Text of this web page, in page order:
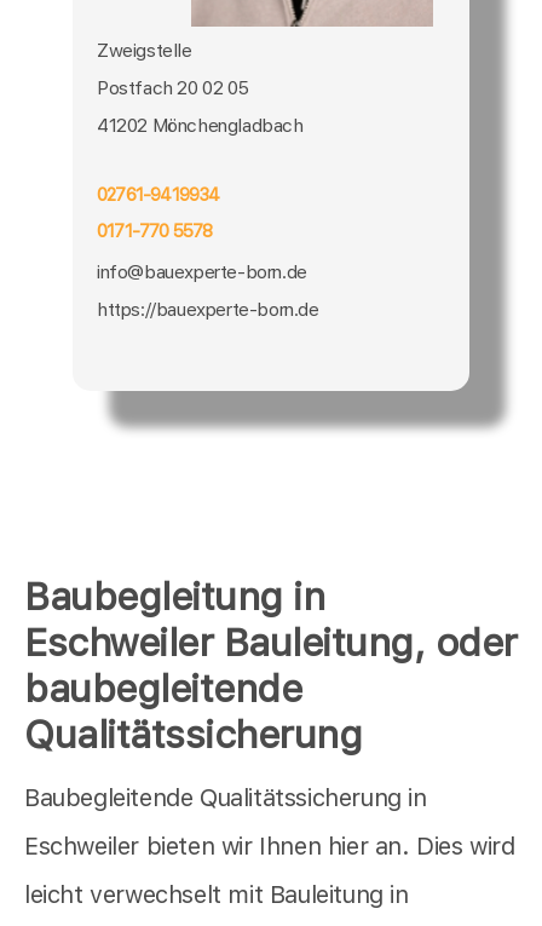
Baubegleitung in
Eschweiler Bauleitung, oder
baubegleitende
Qualitätssicherung
Baubegleitende Qualitätssicherung in
Eschweiler bieten wir Ihnen hier an. Dies wird
leicht verwechselt mit Bauleitung in
Zweigstelle
Postfach 20 02 05
41202 Mönchengladbach
02761-9419934
0171-770 5578
info@bauexperte-born.de
https://bauexperte-born.de